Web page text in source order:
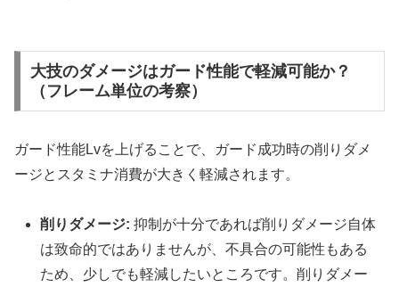
大技のダメージはガード性能で軽減可能か？
（フレーム単位の考察）
ガード性能Lvを上げることで、ガード成功時の削りダメ
ージとスタミナ消費が大きく軽減されます。
削りダメージ: 抑制が十分であれば削りダメージ自体
は致命的ではありませんが、不具合の可能性もある
ため、少しでも軽減したいところです。削りダメー